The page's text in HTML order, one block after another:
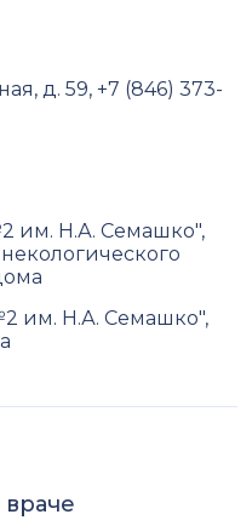
д. 59, +7 (846) 373-
им. Н.А. Семашко",
им. Н.А. Семашко",